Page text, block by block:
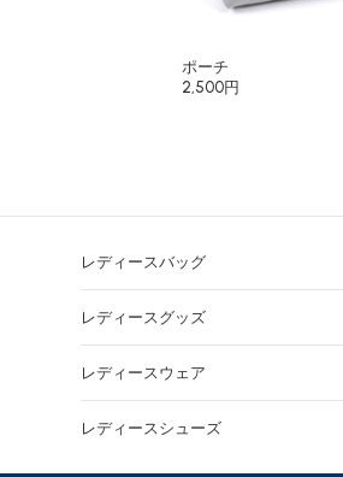
ポーチ
2,500円
レディースバッグ
レディースグッズ
レディースウェア
レディースシューズ